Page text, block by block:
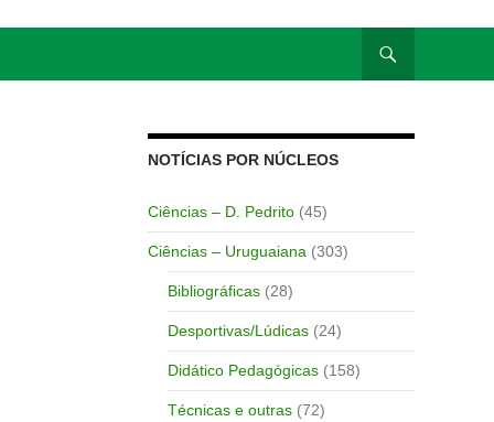
NOTÍCIAS POR NÚCLEOS
Ciências – D. Pedrito(45)
Ciências – Uruguaiana (303)
Bibliográficas(28)
Desportivas/Lúdicas(24)
Didático Pedagógicas(158)
Técnicas e outras(72)